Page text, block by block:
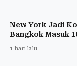
New York Jadi
Bangkok Masuk
1 hari lalu